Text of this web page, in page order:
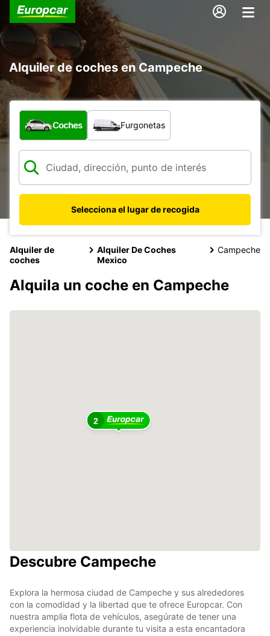
Alquiler de coches en Campeche
¿Qué tipo de vehículo?
Coches Furgonetas
Selecciona el lugar de recogida
Alquiler de
coches
Alquiler De Coches
Mexico
Campeche
Alquila un coche en Campeche
2
Descubre Campeche
Explora la hermosa ciudad de Campeche y sus alrededores
con la comodidad y la libertad que te ofrece Europcar. Con
nuestra amplia flota de vehículos, asegúrate de tener una
experiencia inolvidable durante tu visita a esta encantadora